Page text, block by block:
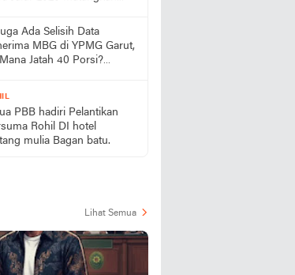
Ada Selisih Data
MBG di YPMG Garut,
Jatah 40 Porsi?
PBB hadiri Pelantikan
Rohil DI hotel
mulia Bagan batu.
Lihat Semua